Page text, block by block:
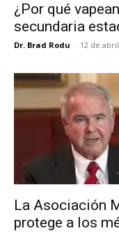
¿Por qué
secundaria
Dr. Brad Rodu - 12 de
La Asociación
protege a los